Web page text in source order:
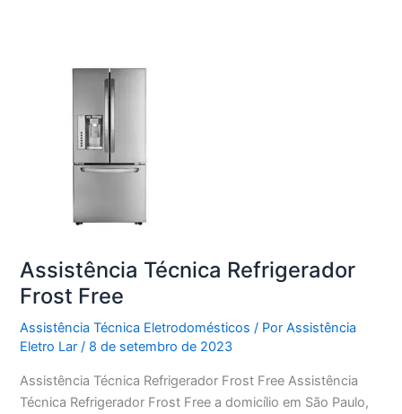
Assistência Técnica Refrigerador
Frost Free
Assistência Técnica Eletrodomésticos / PorAssistência
Eletro Lar/ 8 de setembro de 2023
Assistência Técnica Refrigerador Frost Free Assistência
Técnica Refrigerador Frost Free a domicílio em São Paulo,